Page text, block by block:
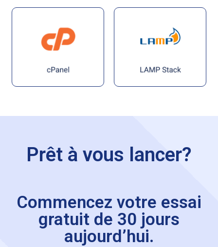
Prêt à vous lancer?
Commencez votre essai
gratuit de 30 jours
aujourd’hui.